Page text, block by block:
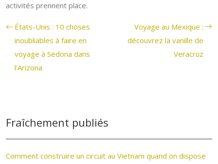
activités prennent place.
États-Unis : 10 choses
inoubliables à faire en
voyage à Sedona dans
l’Arizona
Voyage au Mexique :
découvrez la vanille de
Veracruz
Fraîchement publiés
Comment construire un circuit au Vietnam quand on dispose